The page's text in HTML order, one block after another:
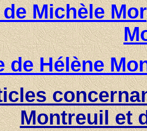
Michèle
de Hélène
Montreuil et